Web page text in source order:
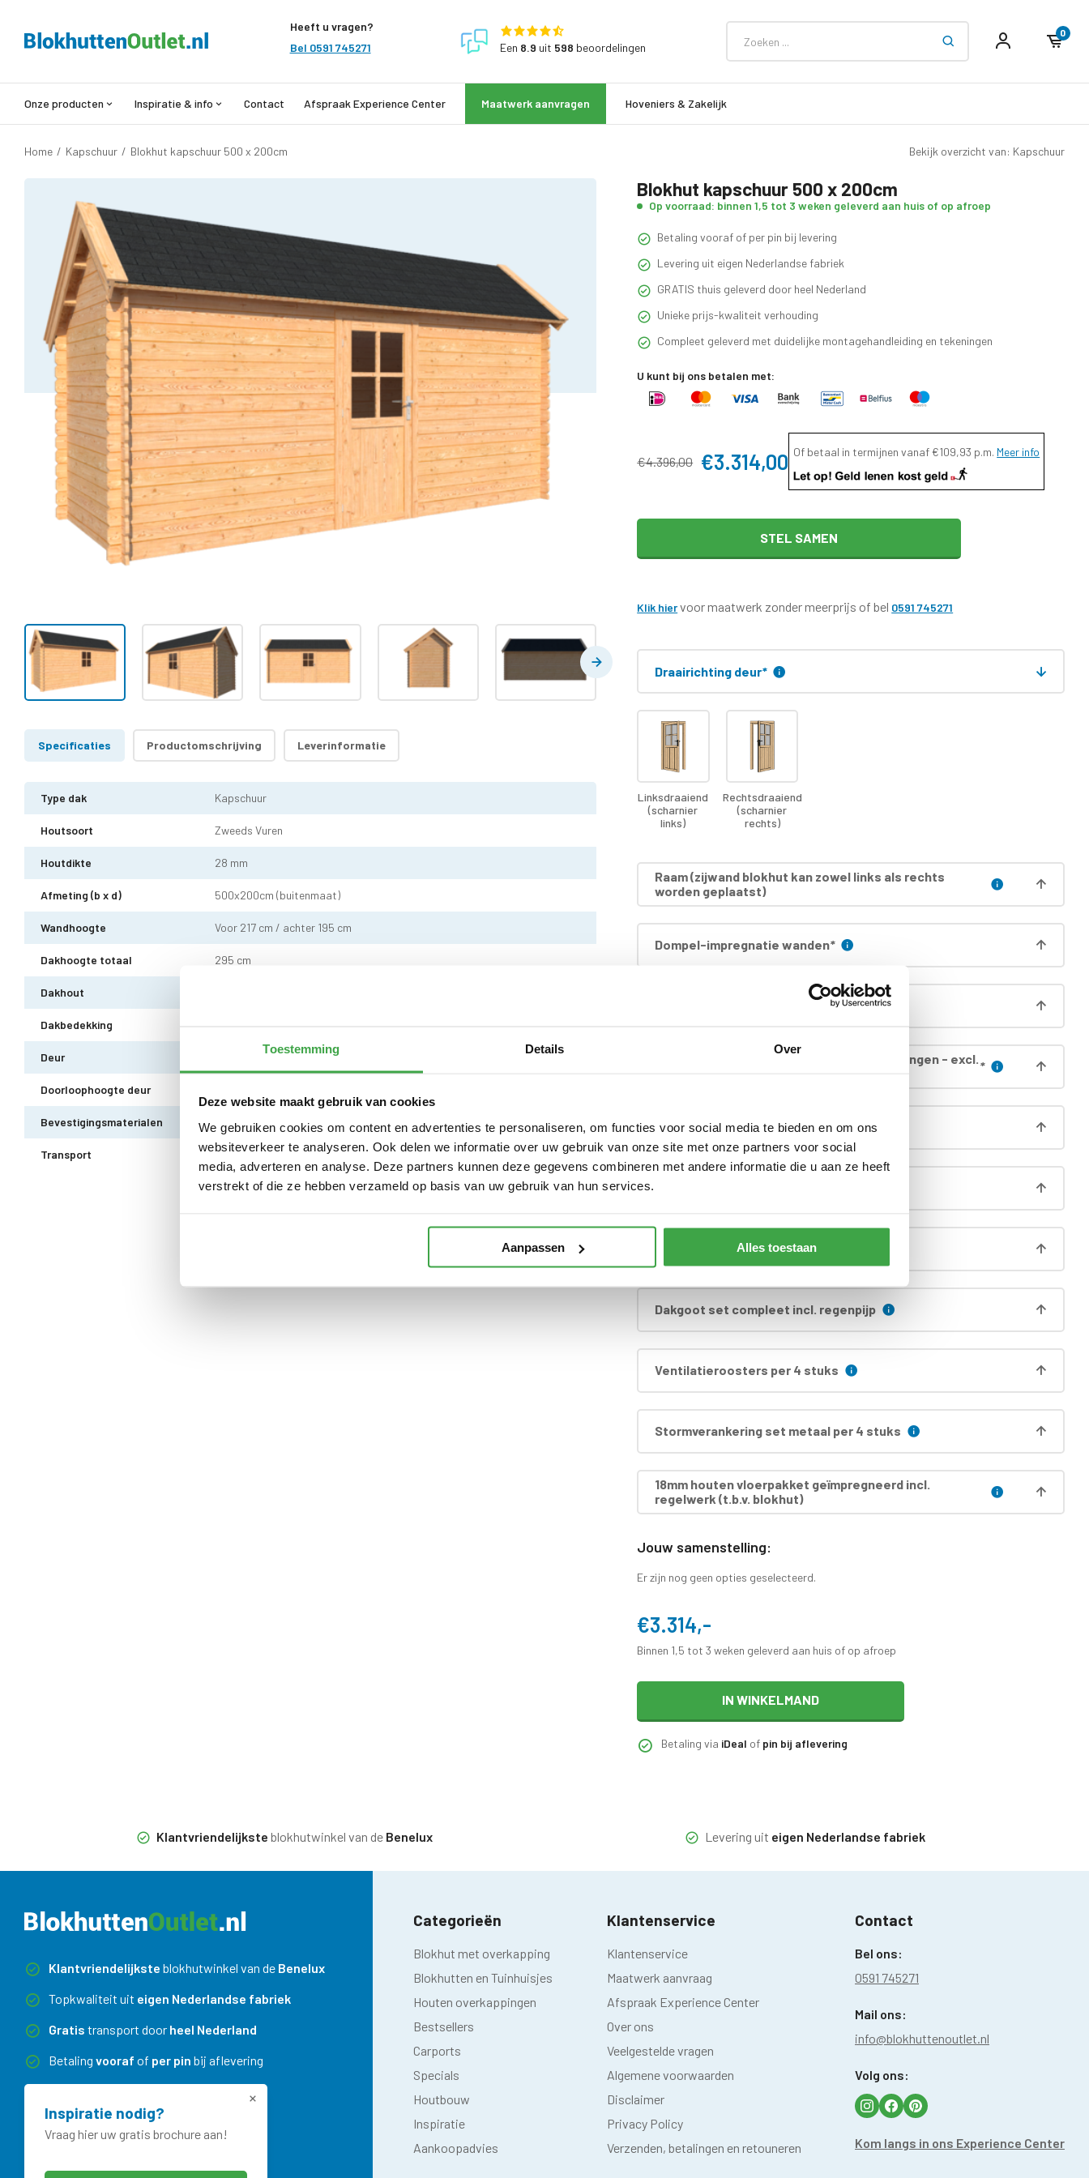
Toestemming Details Over
Deze website maakt gebruik van cookies
We gebruiken cookies om content en advertenties te personaliseren, om functies voor social media te bieden en om ons
websiteverkeer te analyseren. Ook delen we informatie over uw gebruik van onze site met onze partners voor social
media, adverteren en analyse. Deze partners kunnen deze gegevens combineren met andere informatie die u aan ze heeft
verstrekt of die ze hebben verzameld op basis van uw gebruik van hun services.
Aanpassen Alles toestaan
Inspiratie nodig?
Vraag hier uw gratis brochure aan!
Heeft u vragen?
Bel 0591 745271
Een 8.9 uit 598 beoordelingen
0
Onze producten Inspiratie & info Contact Afspraak Experience Center Maatwerk aanvragen Hoveniers & Zakelijk
Home / Kapschuur / Blokhut kapschuur 500 x 200cm Bekijk overzicht van: Kapschuur
Specificaties Productomschrijving Leverinformatie
Type dak Kapschuur
Houtsoort Zweeds Vuren
Houtdikte 28 mm
Afmeting (b x d) 500x200cm (buitenmaat)
Wandhoogte Voor 217 cm / achter 195 cm
Dakhoogte totaal 295 cm
Dakhout
Dakbedekking
Deur Enkele deur zonder drempel - voorzien van echt glas
Doorloophoogte deur
Bevestigingsmaterialen Alle bevestigingsmaterialen zijn inbegrepen
Transport Gratis thuisbezorgd - In Nederland
Blokhut kapschuur 500 x 200cm
Op voorraad: binnen 1,5 tot 3 weken geleverd aan huis of op afroep
Betaling vooraf of per pin bij levering
Levering uit eigen Nederlandse fabriek
GRATIS thuis geleverd door heel Nederland
Unieke prijs-kwaliteit verhouding
Compleet geleverd met duidelijke montagehandleiding en tekeningen
U kunt bij ons betalen met:
€4.396,00 €3.314,00 Of betaal in termijnen vanaf €109,93 p.m. Meer info
STEL SAMEN
Klik hiervoor maatwerk zonder meerprijs of bel 0591 745271
Draairichting deur*
Linksdraaiend
(scharnier
links)
Rechtsdraaiend
(scharnier
rechts)
Raam (zijwand blokhut kan zowel links als rechts
worden geplaatst)
Dompel-impregnatie wanden*
Dompel-impregnatie dak (incl. boei & gordingen - excl.*
Dompel-impregnatie deur incl. kozijn*
Hardhouten funderingsprofielen
Dakgoot set compleet incl. regenpijp
Ventilatieroosters per 4 stuks
Stormverankering set metaal per 4 stuks
18mm houten vloerpakket geïmpregneerd incl.
regelwerk (t.b.v. blokhut)
Jouw samenstelling:
Er zijn nog geen opties geselecteerd.
€3.314,-
Binnen 1,5 tot 3 weken geleverd aan huis of op afroep
IN WINKELMAND
Betaling via iDeal of pin bij aflevering
Klantvriendelijkste blokhutwinkel van de Benelux Levering uit eigen Nederlandse fabriek
Klantvriendelijkste blokhutwinkel van de Benelux
Topkwaliteit uit eigen Nederlandse fabriek
Gratis transport door heel Nederland
Betaling vooraf of per pin bij aflevering
Categorieën
Blokhut met overkapping
Blokhutten en Tuinhuisjes
Houten overkappingen
Bestsellers
Carports
Specials
Houtbouw
Inspiratie
Aankoopadvies
Klantenservice
Klantenservice
Maatwerk aanvraag
Afspraak Experience Center
Over ons
Veelgestelde vragen
Algemene voorwaarden
Disclaimer
Privacy Policy
Verzenden, betalingen en retouneren
Contact
Bel ons:
0591 745271
Mail ons:
info@blokhuttenoutlet.nl
Volg ons:
Kom langs in ons Experience Center